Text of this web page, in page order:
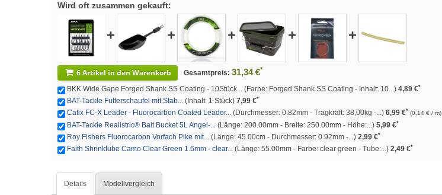
Wird oft zusammen gekauft:
+ + + + +
6 Artikel in den Warenkorb Gesamtpreis: 31,34 €*
BKK Wide Gape Forged Shank SS Coating - 10Stück... (Farbe: Forged Shank SS Coating - Inhalt: 10...) 4,89 €*
BAT-Tackle Futterschaufel mit Stab... (Inhalt: 1 Stück) 7,99 €*
Catix FC-X Leader - Fluorocarbon Coated Leader... (Durchmesser: 0.82mm - Tragkraft: 38,00kg -...) 6,99 €* (0,14 € / m)
BAT-Tackle Realistric® Bait Bucket 5L Angel-... (Länge: 200.00mm - Breite: 250.00mm - Höhe:...) 5,99 €*
Roy Fishers Fluorocarbon Vorfach Pike mit... (Länge: 45.00cm - Durchmesser: 0.92mm -...) 2,99 €*
Faith Shrinktube Camo Clear Green 1.6mm - clear... (Länge: 55.00mm - Farbe: clear green - Tube:...) 2,49 €*
Details Modellvergleich